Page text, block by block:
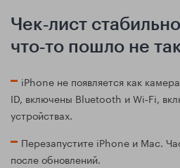
Чек‑лист
что‑то пошло не
iPhone не появляется как
ID, включены Bluetooth и Wi‑Fi,
устройствах.
Перезапустите iPhone и Mac.
после обновлений.